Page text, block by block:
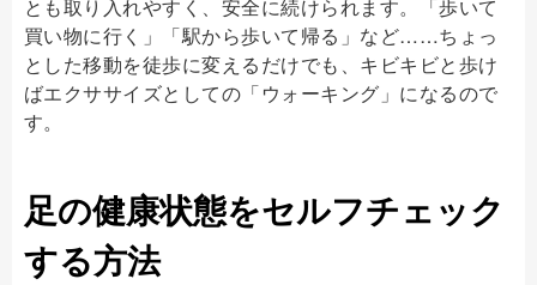
とも取り入れやすく、安全に続けられます。「歩いて
買い物に行く」「駅から歩いて帰る」など……ちょっ
とした移動を徒歩に変えるだけでも、キビキビと歩け
ばエクササイズとしての「ウォーキング」になるので
す。
足の健康状態をセルフチェック
する方法